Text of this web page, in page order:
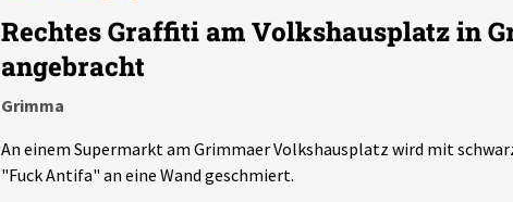
Rechtes Graffiti am Volkshausplatz in
angebracht
Grimma
An einem Supermarkt am Grimmaer Volkshausplatz wird mit
"Fuck Antifa" an eine Wand geschmiert.